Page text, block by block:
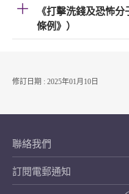
《打擊洗錢及恐怖
條例》）
修訂日期 : 2025年01月10日
聯絡我們
訂閱電郵通知